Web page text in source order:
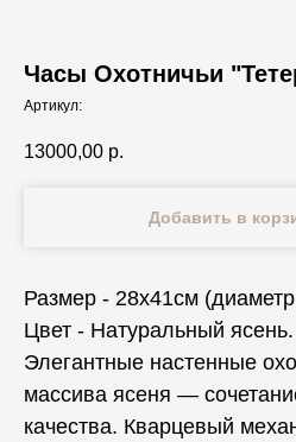
Часы Охотничьи
Артикул:
13000,00 р.
Добавить в
Размер - 28х41см
Цвет - Натуральный ясень.
Элегантные настенные
массива ясеня —
качества. Кварцевый